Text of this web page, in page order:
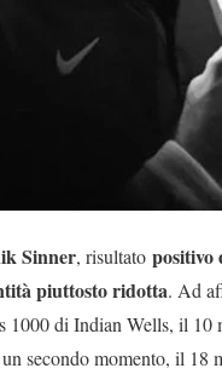
Sinner, risultato positivo
piuttosto ridotta. Ad
1000 di Indian Wells, il 10
secondo momento, il 18